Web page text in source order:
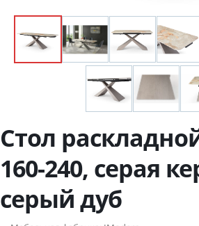
Стол
160-240, серая
серый дуб